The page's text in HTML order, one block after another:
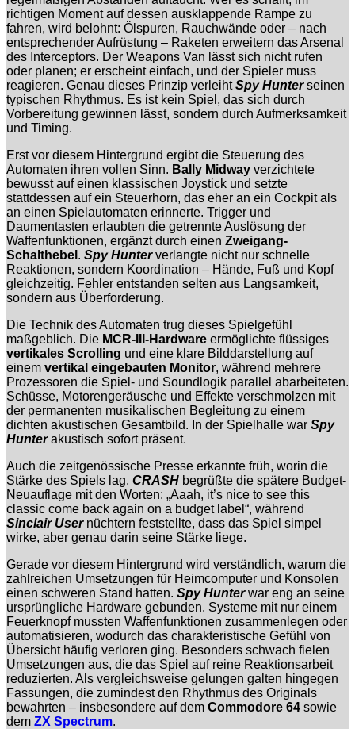
richtigen Moment auf dessen ausklappende Rampe zu
fahren, wird belohnt: Ölspuren, Rauchwände oder – nach
entsprechender Aufrüstung – Raketen erweitern das Arsenal
des Interceptors. Der Weapons Van lässt sich nicht rufen
oder planen; er erscheint einfach, und der Spieler muss
reagieren. Genau dieses Prinzip verleihtSpy Hunterseinen
typischen Rhythmus. Es ist kein Spiel, das sich durch
Vorbereitung gewinnen lässt, sondern durch Aufmerksamkeit
und Timing.
Erst vor diesem Hintergrund ergibt die Steuerung des
Automaten ihren vollen Sinn. Bally Midway verzichtete
bewusst auf einen klassischen Joystick und setzte
stattdessen auf ein Steuerhorn, das eher an ein Cockpit als
an einen Spielautomaten erinnerte. Trigger und
Daumentasten erlaubten die getrennte Auslösung der
Waffenfunktionen, ergänzt durch einen Zweigang-
Schalthebel . Spy Hunterverlangte nicht nur schnelle
Reaktionen, sondern Koordination – Hände, Fuß und Kopf
gleichzeitig. Fehler entstanden selten aus Langsamkeit,
sondern aus Überforderung.
Die Technik des Automaten trug dieses Spielgefühl
maßgeblich. Die MCR-III-Hardware ermöglichte flüssiges
vertikales Scrolling und eine klare Bilddarstellung auf
einem vertikal eingebauten Monitor, während mehrere
Prozessoren die Spiel- und Soundlogik parallel abarbeiteten.
Schüsse, Motorengeräusche und Effekte verschmolzen mit
der permanenten musikalischen Begleitung zu einem
dichten akustischen Gesamtbild. In der Spielhalle war Spy
Hunterakustisch sofort präsent.
Auch die zeitgenössische Presse erkannte früh, worin die
Stärke des Spiels lag. CRASH begrüßte die spätere Budget-
Neuauflage mit den Worten: „Aaah, it’s nice to see this
classic come back again on a budget label“, während
Sinclair Usernüchtern feststellte, dass das Spiel simpel
wirke, aber genau darin seine Stärke liege.
Gerade vor diesem Hintergrund wird verständlich, warum die
zahlreichen Umsetzungen für Heimcomputer und Konsolen
einen schweren Stand hatten. Spy Hunterwar eng an seine
ursprüngliche Hardware gebunden. Systeme mit nur einem
Feuerknopf mussten Waffenfunktionen zusammenlegen oder
automatisieren, wodurch das charakteristische Gefühl von
Übersicht häufig verloren ging. Besonders schwach fielen
Umsetzungen aus, die das Spiel auf reine Reaktionsarbeit
reduzierten. Als vergleichsweise gelungen galten hingegen
Fassungen, die zumindest den Rhythmus des Originals
bewahrten – insbesondere auf dem Commodore 64 sowie
dem ZX Spectrum.